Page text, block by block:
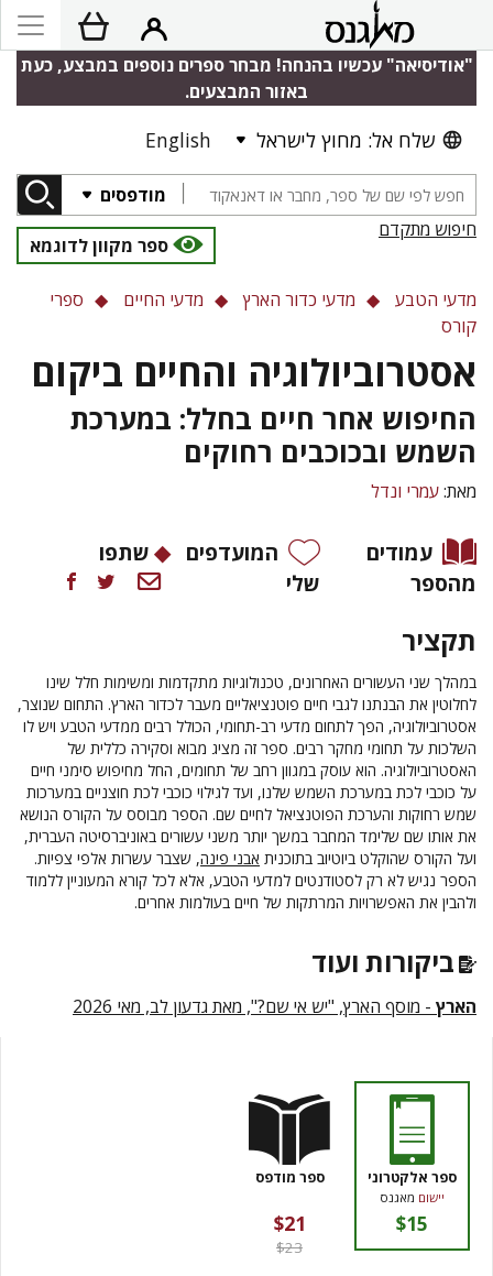
"אודיסיאה" עכשיו בהנחה! מבחר ספרים נוספים במבצע, כעת
באזור המבצעים.
שלח אל: מחוץ לישראל English
מודפסים
חיפוש מתקדם
ספר מקוון לדוגמא
מדעי הטבע מדעי כדור הארץ מדעי החיים
ספרי
קורס
אסטרוביולוגיה והחיים ביקום
החיפוש אחר חיים בחלל: במערכת
השמש ובכוכבים רחוקים
מאת:עמרי ונדל
עמודים
מהספר
המועדפים
שלי
שתפו
תקציר
במהלך שני העשורים האחרונים, טכנולוגיות מתקדמות ומשימות חלל שינו
לחלוטין את הבנתנו לגבי חיים פוטנציאליים מעבר לכדור הארץ. התחום שנוצר,
אסטרוביולוגיה, הפך לתחום מדעי רב-תחומי, הכולל רבים ממדעי הטבע ויש לו
השלכות על תחומי מחקר רבים. ספר זה מציג מבוא וסקירה כללית של
האסטרוביולוגיה. הוא עוסק במגוון רחב של תחומים, החל מחיפוש סימני חיים
על כוכבי לכת במערכת השמש שלנו, ועד לגילוי כוכבי לכת חוצניים במערכות
שמש רחוקות והערכת הפוטנציאל לחיים שם. הספר מבוסס על הקורס הנושא
את אותו שם שלימד המחבר במשך יותר משני עשורים באוניברסיטה העברית,
ועל הקורס שהוקלט ביוטיוב בתוכנית אבני פינה, שצבר עשרות אלפי צפיות.
הספר נגיש לא רק לסטודנטים למדעי הטבע, אלא לכל קורא המעוניין ללמוד
ולהבין את האפשרויות המרתקות של חיים בעולמות אחרים.
ביקורות ועוד
הארץ - מוסף הארץ, "יש אי שם?", מאת גדעון לב, מאי 2026
ספר אלקטרוני
יישום מאגנס
$15
ספר מודפס
$21
$23